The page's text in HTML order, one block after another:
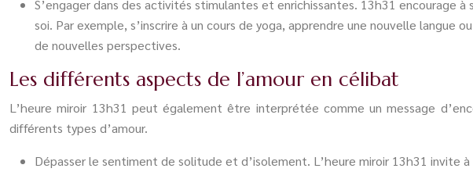
S’engager dans des activités stimulantes et enrichissantes. 13h31 encourage
soi. Par exemple, s’inscrire à un cours de yoga, apprendre une nouvelle
de nouvelles perspectives.
Les différents aspects de l’amour en célibat
L’heure miroir 13h31 peut également être interprétée comme un message
différents types d’amour.
Dépasser le sentiment de solitude et d’isolement. L’heure miroir 13h31 invite